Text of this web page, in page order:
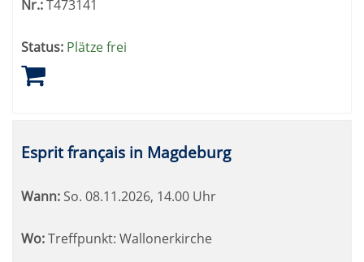
Nr.:T473141
Status: Plätze frei
Esprit français in Magdeburg
Wann: So. 08.11.2026, 14.00 Uhr
Wo:Treffpunkt: Wallonerkirche